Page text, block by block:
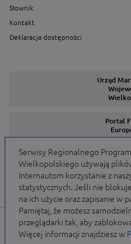
Słownik
Kontakt
Deklaracja dostępności
Urząd
Portal
Serwisy
Portal finansowany przez Unię
WRPO 2007-2013 i WRPO 2014-
Serwisy Regionalnego
Wielkopolskiego używają
Internautom korzystanie z
statystycznych. Jeśli nie
na ich użycie oraz zapisanie w
Pamiętaj, że możesz
przeglądarki tak, aby
Więcej informacji znajdziesz w